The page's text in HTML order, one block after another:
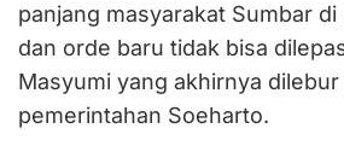
panjang masyarakat Sumbar di
dan orde baru tidak bisa
Masyumi yang akhirnya dilebur
pemerintahan Soeharto.